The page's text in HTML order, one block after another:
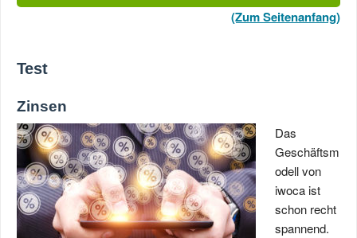
(Zum Seitenanfang)
Test
Zinsen
Das
Geschäftsm
odell von
iwoca ist
schon recht
spannend.